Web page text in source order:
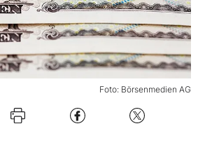
Foto: Börsenmedien AG